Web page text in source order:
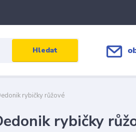
Hledat
rybičky růžové
rybičky